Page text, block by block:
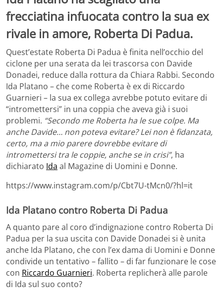
frecciatina infuocata contro la sua ex
rivale in amore, Roberta Di Padua.
Quest’estate Roberta Di Padua è finita nell’occhio del
ciclone per una serata da lei trascorsa con Davide
Donadei, reduce dalla rottura da Chiara Rabbi. Secondo
Ida Platano – che come Roberta è ex di Riccardo
Guarnieri – la sua ex collega avrebbe potuto evitare di
“intromettersi” in una coppia che aveva già i suoi
problemi. “Secondo me Roberta ha le sue colpe. Ma
anche Davide… non poteva evitare? Lei non è fidanzata,
certo, ma a mio parere dovrebbe evitare di
intromettersi tra le coppie, anche se in crisi”, ha
dichiarato Ida al Magazine di Uomini e Donne.
https://www.instagram.com/p/Cbt7U-tMcn0/?hl=it
Ida Platano contro Roberta Di Padua
A quanto pare al coro d’indignazione contro Roberta Di
Padua per la sua uscita con Davide Donadei si è unita
anche Ida Platano, che con l’ex dama di Uomini e Donne
condivide un tentativo – fallito – di far funzionare le cose
con Riccardo Guarnieri. Roberta replicherà alle parole
di Ida sul suo conto?